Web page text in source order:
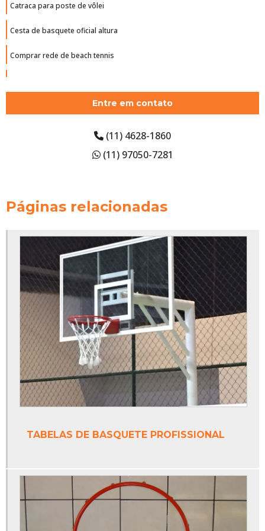
Catraca para poste de vôlei
Cesta de basquete oficial altura
Comprar rede de beach tennis
Empresa de piso monolítico
Estrutura de basquete oficial
Estrutura para tabela de basquete
Fábrica de redes para quadras esportivas
Fábrica de tabela de basquete oficial
Fábrica de tinta epóxi
Fábrica de tinta epóxi para piso
Fábrica de trave de futsal
Fabricante de tinta epóxi
Fabricante de tinta epóxi piso
Fabricantes de redes de tenis
Onde vende trave de futsal
Piso monolítico
Piso monolítico antiderrapante
Entre em contato
(11) 4628-1860
(11) 97050-7281
Páginas relacionadas
TABELAS DE BASQUETE PROFISSIONAL